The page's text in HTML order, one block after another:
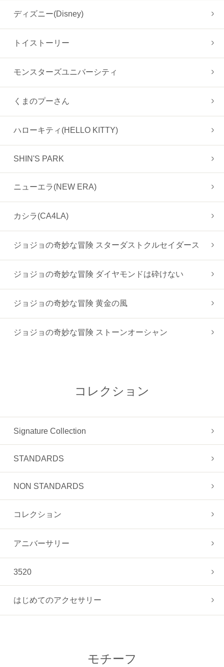
ディズニー(Disney)
トイストーリー
モンスターズユニバーシティ
くまのプーさん
ハローキティ(HELLO KITTY)
SHIN'S PARK
ニューエラ(NEW ERA)
カシラ(CA4LA)
ジョジョの奇妙な冒険 スターダストクルセイダース
ジョジョの奇妙な冒険 ダイヤモンドは砕けない
ジョジョの奇妙な冒険 黄金の風
ジョジョの奇妙な冒険 ストーンオーシャン
コレクション
Signature Collection
STANDARDS
NON STANDARDS
コレクション
アニバーサリー
3520
はじめてのアクセサリー
モチーフ